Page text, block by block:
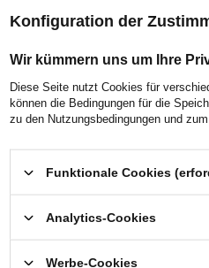
Konfiguration der
Wir kümmern uns um Ihre
Diese Seite nutzt Cookies für
können die Bedingungen für die
zu den Nutzungsbedingungen und
Funktionale Cookies
Analytics-Cookies
Werbe-Cookies